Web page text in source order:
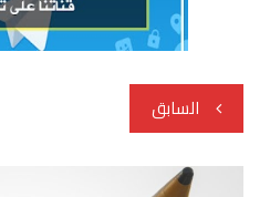
تصفّح
المقالات
السابق